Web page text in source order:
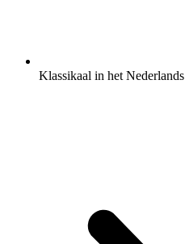
Klassikaal in het Nederlands